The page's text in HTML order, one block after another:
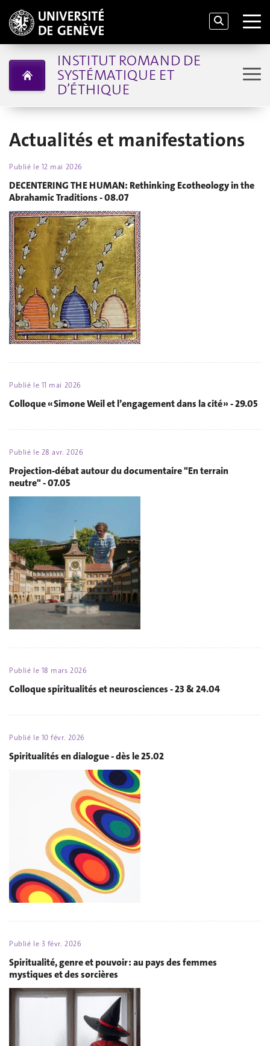
INSTITUT ROMAND DE
SYSTÉMATIQUE ET
D’ÉTHIQUE
Actualités et manifestations
Publié le 12 mai 2026
DECENTERING THE HUMAN: Rethinking Ecotheology in the
Abrahamic Traditions - 08.07
Publié le 11 mai 2026
Colloque « Simone Weil et l’engagement dans la cité » - 29.05
Publié le 28 avr. 2026
Projection-débat autour du documentaire "En terrain
neutre" - 07.05
Publié le 18 mars 2026
Colloque spiritualités et neurosciences - 23 & 24.04
Publié le 10 févr. 2026
Spiritualités en dialogue - dès le 25.02
Publié le 3 févr. 2026
Spiritualité, genre et pouvoir : au pays des femmes
mystiques et des sorcières